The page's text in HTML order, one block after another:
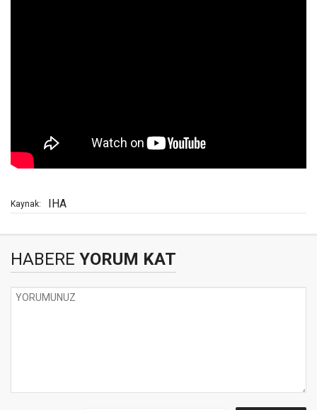
Kaynak: IHA
HABERE YORUM KAT